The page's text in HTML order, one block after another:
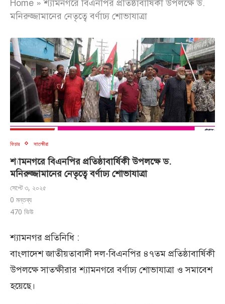
Home »শ্যামনগরে বিএনপির প্রতিষ্ঠাবার্ষিকী উপলক্ষে ড.
মনিরুজ্জামানের নেতৃত্বে বর্ণাঢ্য শোভাযাত্রা
ফিচার সাতক্ষীরা
শ্যামনগরে বিএনপির প্রতিষ্ঠাবার্ষিকী উপলক্ষে ড.
মনিরুজ্জামানের নেতৃত্বে বর্ণাঢ্য শোভাযাত্রা
সেপ্টে ৩, ২০২৫
0 মন্তব্য
470 ভিউ
শ্যামনগর প্রতিনিধি :
বাংলাদেশ জাতীয়তাবাদী দল-বিএনপির ৪৭তম প্রতিষ্ঠাবার্ষিকী
উপলক্ষে সাতক্ষীরার শ্যামনগরে বর্ণাঢ্য শোভাযাত্রা ও সমাবেশ
হয়েছে।